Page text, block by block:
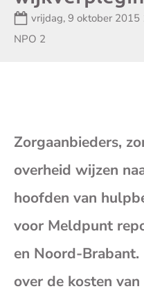
Datum:
vrijdag, 9 oktober 2015
Zender:
NPO 2
Zorgaanbieders,
overheid wijzen
hoofden van
voor Meldpunt
en Noord-
over de kosten